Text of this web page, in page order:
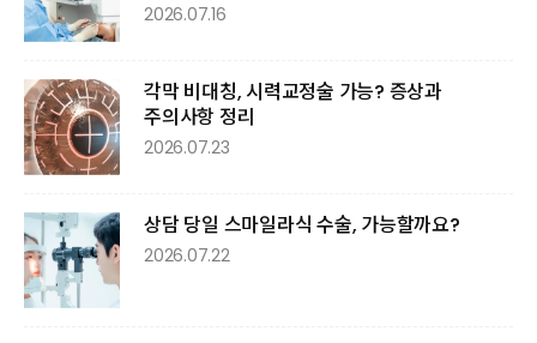
2026.07.16
각막 비대칭, 시력교정술 가능? 증상과
주의사항 정리
2026.07.23
상담 당일 스마일라식 수술, 가능할까요?
2026.07.22